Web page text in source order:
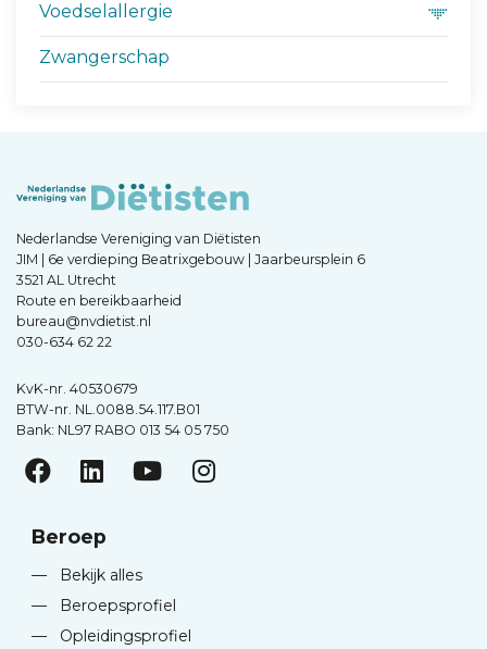
Voedselallergie
Zwangerschap
Nederlandse Vereniging van Diëtisten
JIM | 6e verdieping Beatrixgebouw | Jaarbeursplein 6
3521 AL Utrecht
Route en bereikbaarheid
bureau@nvdietist.nl
030-634 62 22
KvK-nr. 40530679
BTW-nr. NL.0088.54.117.B01
Bank: NL97 RABO 013 54 05 750
Beroep
—
Bekijk alles
—
Beroepsprofiel
—
Opleidingsprofiel